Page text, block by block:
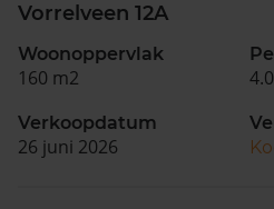
Vorrelveen 12A
Woonoppervlak
160 m2
Verkoopdatum
26 juni 2026